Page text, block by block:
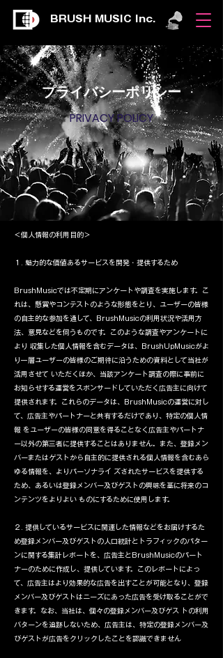
BRUSH MUSIC Inc.
​プライバシーポリシー
​PRIVACY POLICY
＜個人情報の利用目的＞
１. 魅力的な価値あるサービスを開発・提供するため
BrushMusicでは不定期にアンケートや調査を実施します。こ
れは、懸賞やコンテストのような形態をとり、ユーザーの皆様
の自主的な参加を通して、BrushMusicの利用状況や活用方
法、意見などを伺うものです。このような調査やアンケートに
より 収集した個人情報を含むデータは、BrushUpMusicがよ
り一層ユーザーの皆様のご期待に沿うための資料として当社が
活用させて いただくほか、当該アンケート調査の際に事前に
お知らせする運営をスポンサードしていただく広告主に向けて
提供されます。これらのデータは、BrushMusicの運営に対し
て、広告主やパートナーと共有するだけであり、特定の個人情
報 をユーザーの皆様の同意を得ることなく広告主やパートナ
ー以外の第三者に提供することはありません。また、登録メン
バーまたはゲストから自主的に提供される個人情報を含むあら
ゆる情報を、よりパーソナライ ズされたサービスを提供する
ため、あるいは登録メンバー及びゲストの興味を基に将来のコ
ンテンツをよりよい ものにするために使用します。
２. 提供しているサービスに関連した情報などをお届けするた
め登録メンバー及びゲストの人口統計とトラフィックのパター
ンに関する集計レポートを、広告主とBrushMusicのパート
ナーのために作成し、提供しています。このレポートによっ
て、広告主はより効果的な広告を出すことが可能となり、登録
メンバー及びゲストはニーズにあった広告を受け取ることがで
きます。なお、当社は、個々の登録メンバー及びゲス トの利用
バターンを追跡しないため、広告主は、特定の登録メンバー及
びゲストが広告をクリックしたことを認識できません